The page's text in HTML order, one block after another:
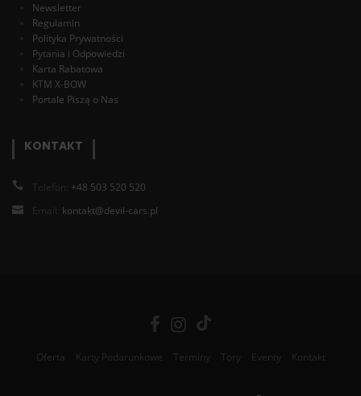
Newsletter
Regulamin
Polityka Prywatności
Pytania i Odpowiedzi
Karta Rabatowa
KTM X-BOW
Portale Piszą o Nas
KONTAKT
Telefon: +48 503 520 520
Email: kontakt@devil-cars.pl
Oferta Karty Podarunkowe Terminy Tory Eventy Kontakt